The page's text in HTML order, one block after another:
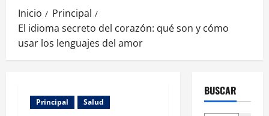
Inicio
Principal
El idioma secreto del corazón: qué son y cómo
usar los lenguajes del amor
Principal Salud
BUSCAR